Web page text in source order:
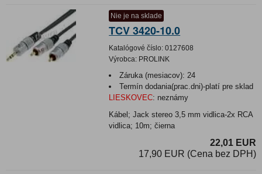
Nie je na sklade
TCV 3420-10.0
Katalógové číslo: 0127608
Výrobca: PROLINK
Záruka (mesiacov): 24
Termín dodania(prac.dni)-platí pre sklad
LIESKOVEC: neznámy
Kábel; Jack stereo 3,5 mm vidlica-2x RCA
vidlica; 10m; čierna
22,01 EUR
17,90 EUR (Cena bez DPH)